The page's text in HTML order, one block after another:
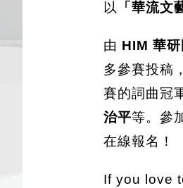
以 「華流文
由 HIM 華
多參賽投稿
賽的詞曲冠
治平等。參
在線報名！
If you love